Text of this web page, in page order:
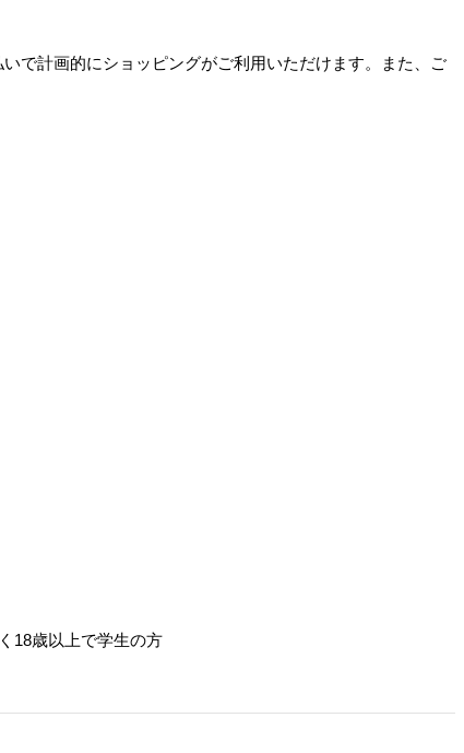
で計画的にショッピングがご利用いただけます。また、ご
18歳以上で学生の方